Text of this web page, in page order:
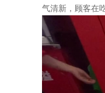
气清新，顾客在